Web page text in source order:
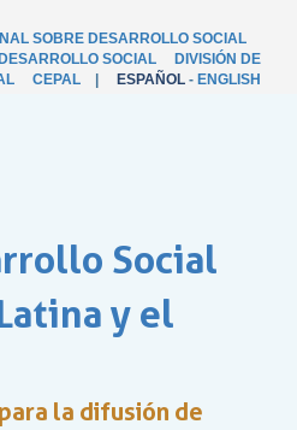
SOBRE DESARROLLO SOCIAL
SOCIAL
DIVISIÓN DE
CEPAL ESPAÑOL - ENGLISH
Social
y el
la difusión de